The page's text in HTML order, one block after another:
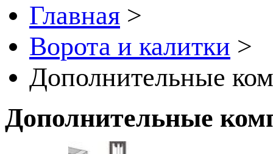
Главная >
Ворота и калитки >
Дополнительные
Дополнительные